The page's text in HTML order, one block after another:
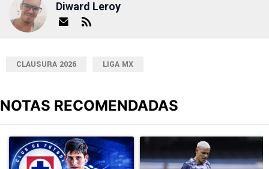
Diward Leroy
CLAUSURA 2026 LIGA MX
NOTAS RECOMENDADAS
Un artículo de tendencia con el título "Jürgen Damm cuestionó
Un artículo de tendencia con